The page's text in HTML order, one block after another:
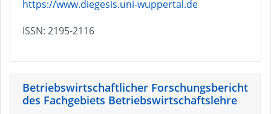
https://www.diegesis.uni-wuppertal.de
ISSN: 2195-2116
Betriebswirtschaftlicher Forschungsbericht
des Fachgebiets Betriebswirtschaftslehre